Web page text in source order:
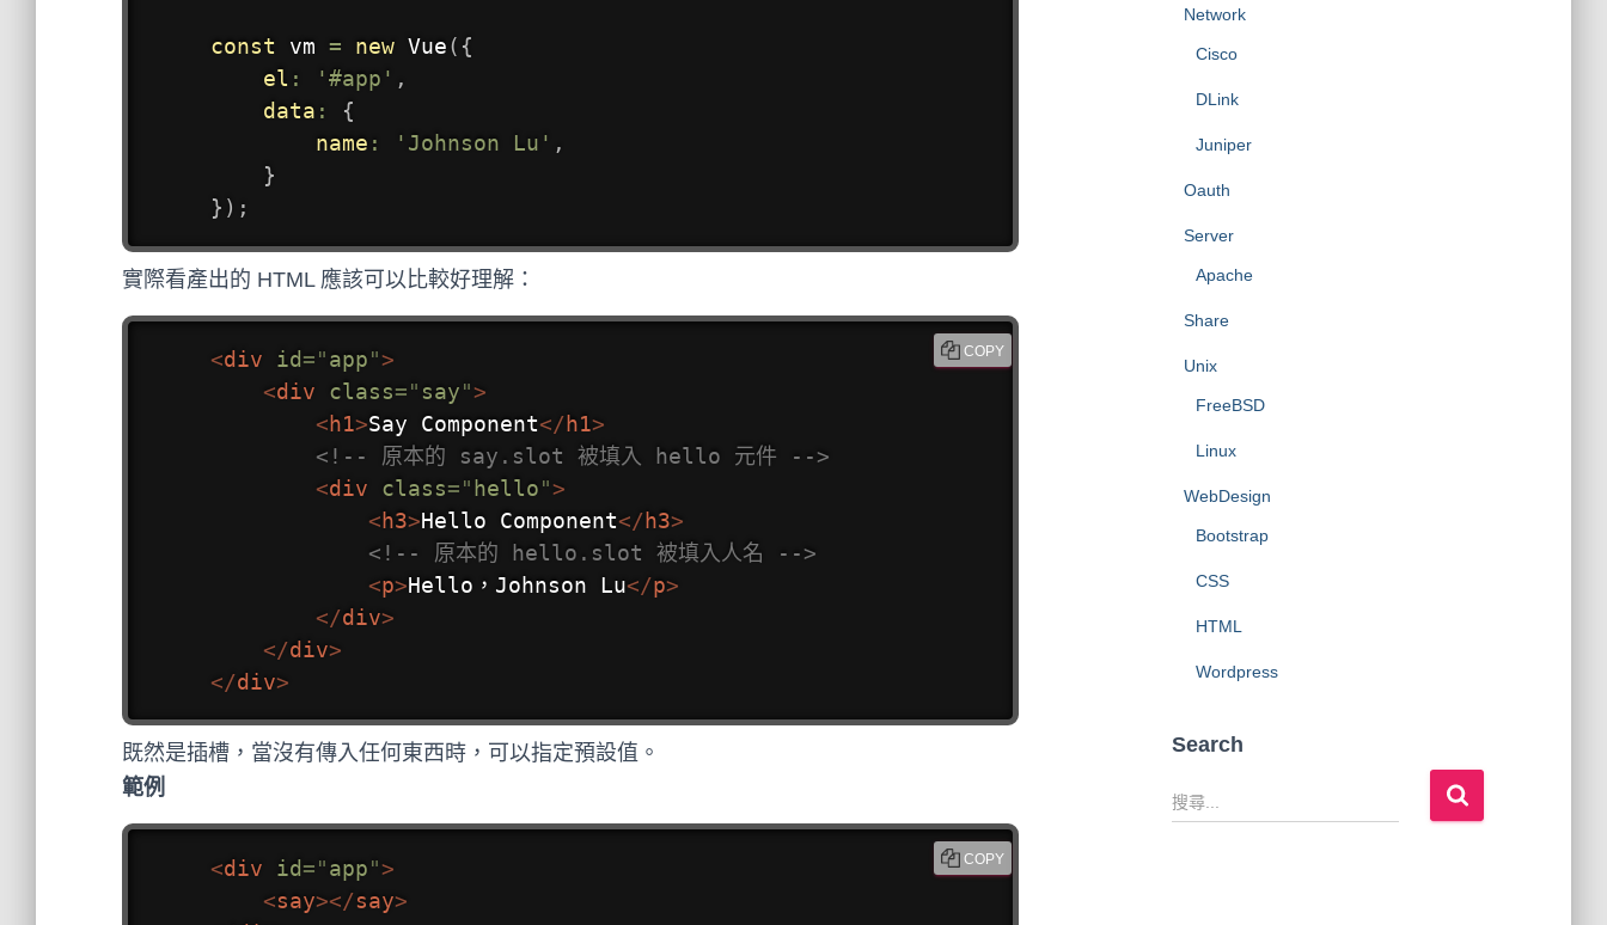
const vm = new Vue( {
el : '#app' ,
data :
{
name : 'Johnson Lu' ,
}
} ) ;
實際看產出的 HTML 應該可以比較好理解：
<div id="app">
<div class=" say">
<h1>Say Component</h1>
<!-- 原本的 say.slot 被填入 hello 元件 -->
<div class=" hello">
<h3>Hello Component</h3>
<!-- 原本的 hello.slot 被填入人名 -->
<p>Hello，Johnson Lu</p>
</div>
</div>
</div>
COPY
既然是插槽，當沒有傳入任何東西時，可以指定預設值。
範例
<div id="app">
<say></say>
COPY
Network
Cisco
DLink
Juniper
Oauth
Server
Apache
Share
Unix
FreeBSD
Linux
WebDesign
Bootstrap
CSS
HTML
Wordpress
Search
搜
尋